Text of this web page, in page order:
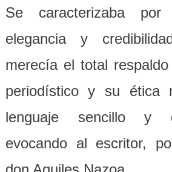
Se caracterizaba por
elegancia y
merecía el total
periodístico y su ética
lenguaje sencillo y
evocando al escritor,